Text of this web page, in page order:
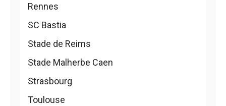
Rennes
SC Bastia
Stade de Reims
Stade Malherbe Caen
Strasbourg
Toulouse